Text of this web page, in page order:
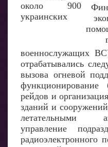
около 900
украинских
военнослужащих
отрабатывались
вызова огневой
функционирование
рейдов и
зданий и
летательными
управление
радиоэлектронного